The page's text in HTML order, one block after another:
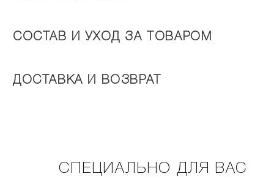
СОСТАВ И УХОД ЗА ТОВАРОМ
ДОСТАВКА И ВОЗВРАТ
СПЕЦИАЛЬНО ДЛЯ ВАС